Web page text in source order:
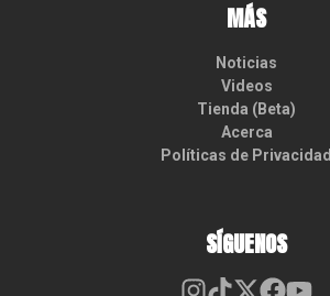
MÁS
Noticias
Videos
Tienda (Beta)
Acerca
Políticas de Privacidad
SÍGUENOS